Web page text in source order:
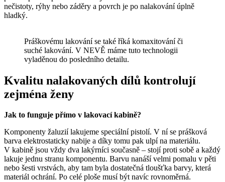
nečistoty, rýhy nebo záděry a povrch je po nalakování úplně
hladký.
Práškovému lakování se také říká komaxitování či
suché lakování. V NEVĚ máme tuto technologii
vyladěnou do posledního detailu.
Kvalitu nalakovaných dílů kontrolují
zejména ženy
Jak to funguje přímo v lakovací kabině?
Komponenty žaluzií lakujeme speciální pistolí. V ní se prášková
barva elektrostaticky nabije a díky tomu pak ulpí na materiálu.
V kabině jsou vždy dva lakýrníci současně – stojí proti sobě a každý
lakuje jednu stranu komponentu. Barvu nanáší velmi pomalu v pěti
nebo šesti vrstvách, aby tam byla dostatečná tloušťka barvy, která
materiál ochrání. Po celé ploše musí být navíc rovnoměrná.